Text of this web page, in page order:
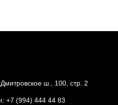
ш., 100, стр. 2
+7 (994) 444 44 83